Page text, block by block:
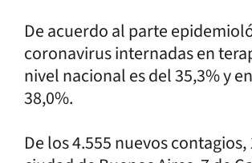
De acuerdo al parte
coronavirus internadas en
nivel nacional es del 35,3% y
38,0%.
De los 4.555 nuevos